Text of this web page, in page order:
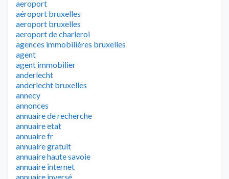
aeroport
aéroport bruxelles
aeroport bruxelles
aeroport de charleroi
agences immobilières bruxelles
agent
agent immobilier
anderlecht
anderlecht bruxelles
annecy
annonces
annuaire de recherche
annuaire etat
annuaire fr
annuaire gratuit
annuaire haute savoie
annuaire internet
annuaire inversé